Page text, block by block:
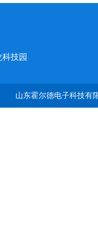
技园
山东霍尔德电子科技有